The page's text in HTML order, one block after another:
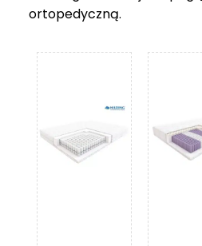
ortopedyczną.